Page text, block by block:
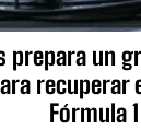
prepara un
recuperar
Fórmula 1